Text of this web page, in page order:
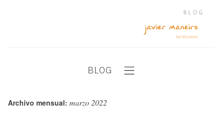
BLOG
BLOG
Archivo mensual: marzo 2022